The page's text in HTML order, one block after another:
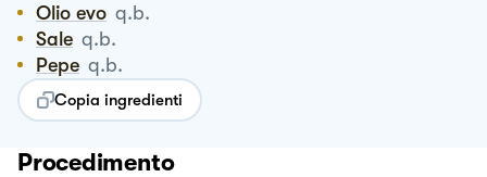
Olio evo q.b.
Sale q.b.
Pepe q.b.
Copia ingredienti
Procedimento